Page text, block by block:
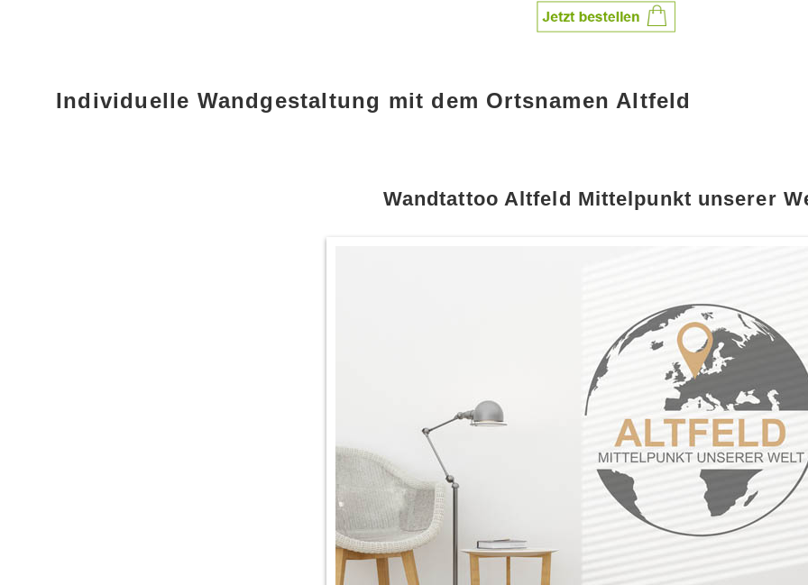
Individuelle Wandgestaltung mit dem Ortsnamen Altfeld
Wandtattoo Altfeld Mittelpunkt unserer